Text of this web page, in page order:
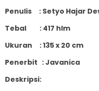
Penulis : Setyo Hajar
Tebal : 417 hlm
Ukuran : 135 x 20 cm
Penerbit : Javanica
Deskripsi: